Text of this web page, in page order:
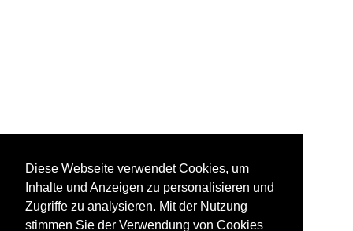
Diese Webseite verwendet Cookies, um
Inhalte und Anzeigen zu personalisieren und
Zugriffe zu analysieren. Mit der Nutzung
stimmen Sie der Verwendung von Cookies